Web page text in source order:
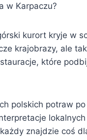
w Karpaczu?
kurort kryje w
krajobrazy, ale
które
polskich potraw po
lokalnych
znajdzie coś